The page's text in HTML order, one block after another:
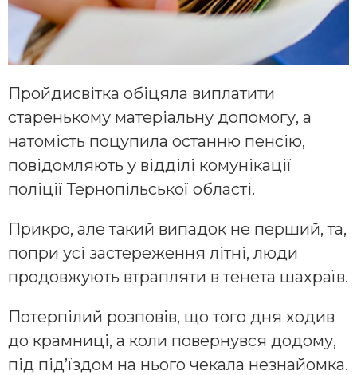
Пройдисвітка обіцяла виплатити
старенькому матеріальну допомогу, а
натомість поцупила останню пенсію,
повідомляють у відділі комунікації
поліції Тернопільської області.
Прикро, але такий випадок не перший, та,
попри усі застереження літні, люди
продовжують втрапляти в тенета шахраїв.
Потерпілий розповів, що того дня ходив
до крамниці, а коли повернувся додому,
під під’їздом на нього чекала незнайомка.